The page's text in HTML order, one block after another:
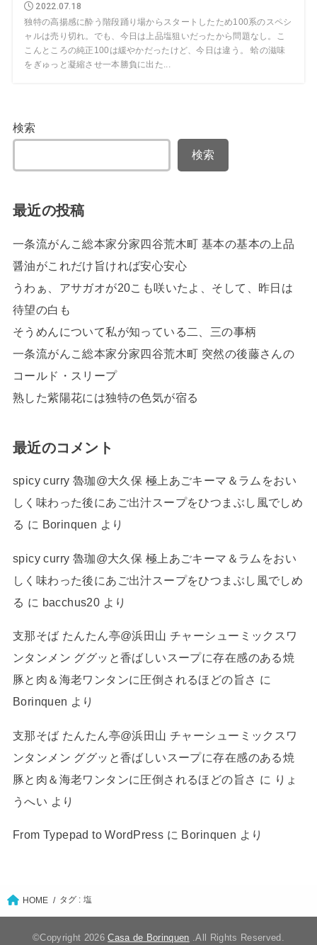
2022.07.18
独特の高揚感に酔う階段踊り場からスタートしたため100系のスペシ
ャルは売り切れ。でも、今日は上品塩狙いだったから問題なし。こ
こんところの純正100は緩やかだったけど、今日は違う。 蛤の滋味
をぎゅっと凝縮させ一本勝負に出た...
検索
検索
最近の投稿
一条流がんこ総本家分家四谷荒木町 基本の基本の上品
醤油がこれだけ旨ければ安心安心
うわぁ、アサガオが20こも咲いたよ、そして、昨日は
待望の白も
そうめんについて私が知っている二、三の事柄
一条流がんこ総本家分家四谷荒木町 突然の後藤さんの
コールド・スリープ
熟した紫陽花には独特の色気が宿る
最近のコメント
spicy curry 魯珈@大久保 極上あごキーマ＆ラムをおい
しく味わった後にあご出汁スープをひつまぶし風でしめ
る に Borinquen より
spicy curry 魯珈@大久保 極上あごキーマ＆ラムをおい
しく味わった後にあご出汁スープをひつまぶし風でしめ
る に bacchus20 より
支那そば たんたん亭@浜田山 チャーシューミックスワ
ンタンメン ググッと香ばしいスープに存在感のある焼
豚と肉＆海老ワンタンに圧倒されるほどの旨さ に
Borinquen より
支那そば たんたん亭@浜田山 チャーシューミックスワ
ンタンメン ググッと香ばしいスープに存在感のある焼
豚と肉＆海老ワンタンに圧倒されるほどの旨さ に りょ
うへい より
From Typepad to WordPress に Borinquen より
HOME タグ : 塩
©Copyright 2026Casa de Borinquen .All Rights Reserved.